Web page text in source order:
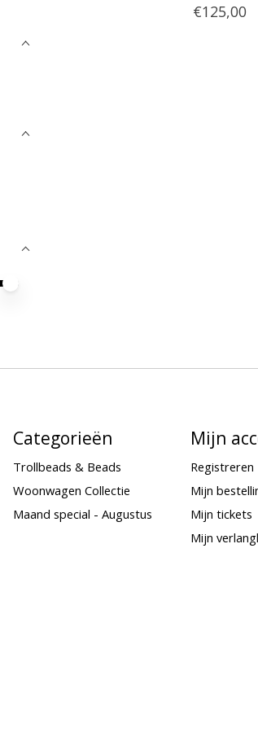
€125,00
Categorieën
Trollbeads & Beads
Woonwagen Collectie
Maand special - Augustus
Mijn
Registreren
Mijn
Mijn tickets
Mijn